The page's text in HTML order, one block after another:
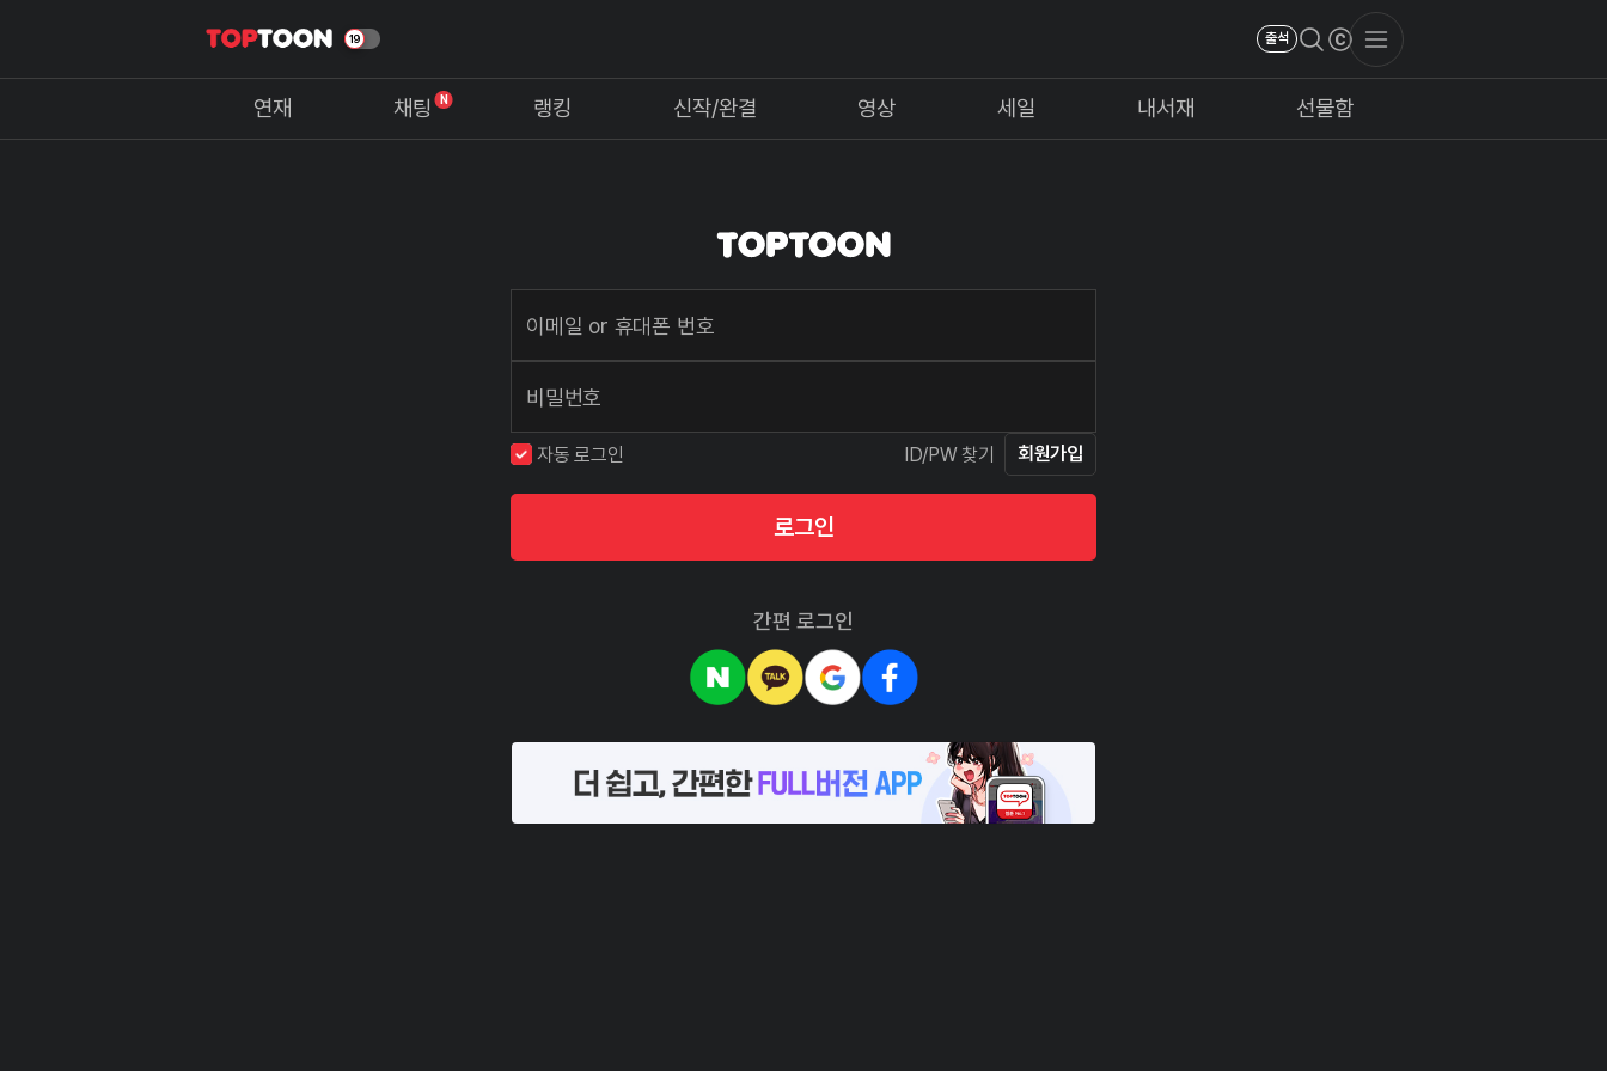
출석
연재 채팅 N 랭킹 신작/완결 영상 세일 내서재 선물함
원
정
보
력 자동 로그인 ID/PW 찾기 회원가입
로그인
간편 로그인